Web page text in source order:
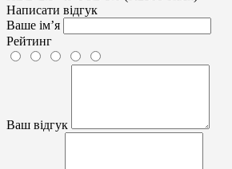
Написати відгук
Ваше ім’я
Рейтинг
Ваш відгук